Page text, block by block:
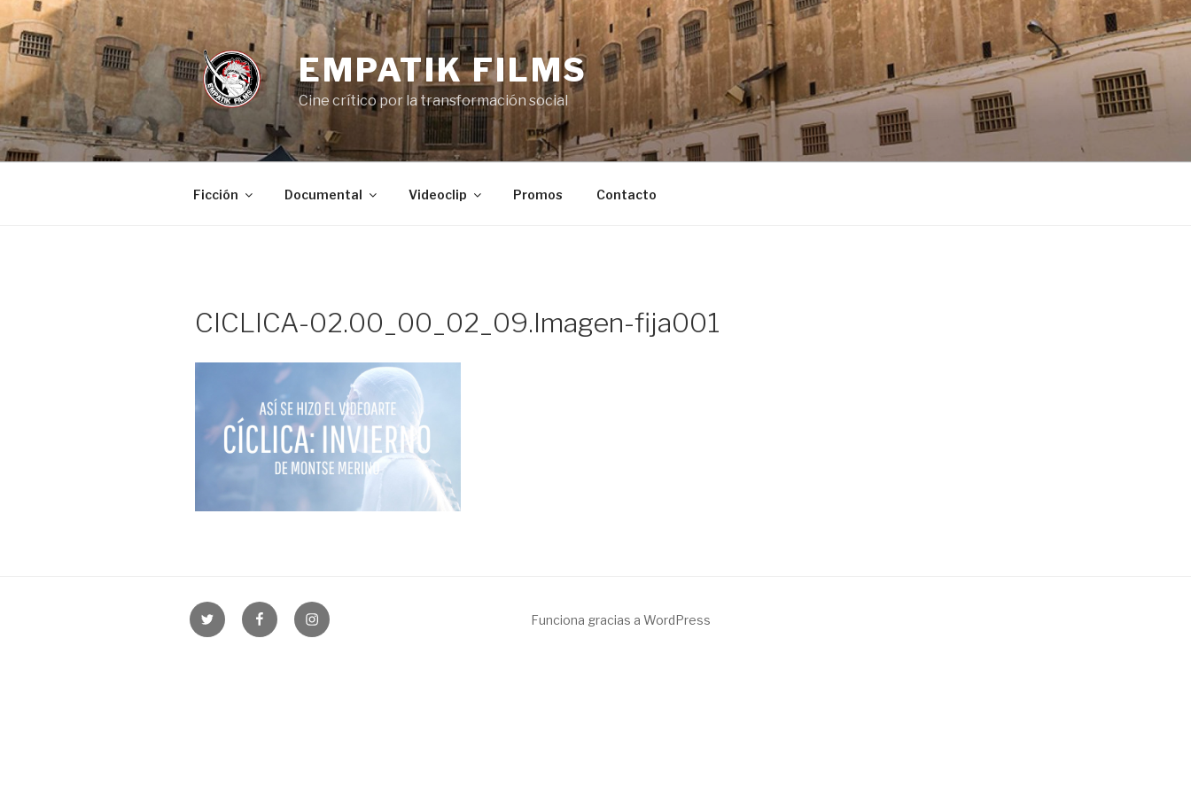
Saltar
al
contenido
EMPATIK FILMS
Cine crítico por la transformación social
Ficción Documental Videoclip Promos Contacto
CICLICA-02.00_00_02_09.Imagen-fija001
Twitter FacebookInstagram Funciona gracias a WordPress